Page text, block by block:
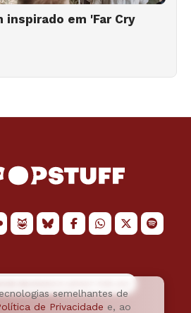
inspirado em 'Far Cry
semelhantes de
de Privacidade e, ao